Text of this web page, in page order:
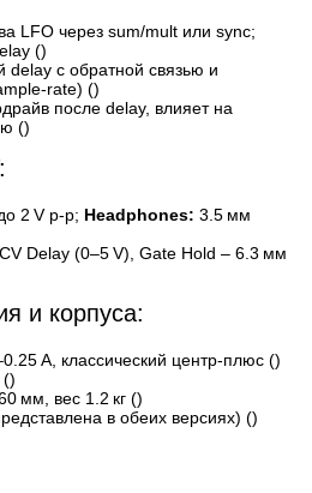
LFO через sum/mult или sync;
()
delay с обратной связью и
()
после delay, влияет на
()
2 V p‑p; Headphones: 3.5 мм
Delay (0–5 V), Gate Hold – 6.3 мм
и корпуса:
A, классический центр‑плюс ()
()
мм, вес 1.2 кг ()
в обеих версиях) ()